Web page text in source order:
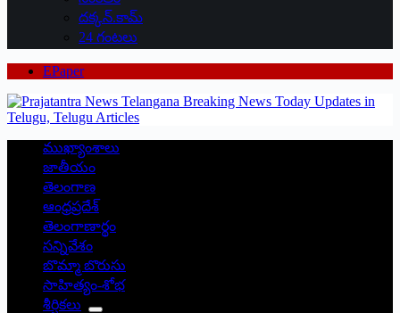
దక్కన్.కామ్
24 గంటలు
EPaper
ముఖ్యాంశాలు
జాతీయం
తెలంగాణ
ఆంధ్రప్రదేశ్
తెలంగాణార్థం
సన్నివేశం
బొమ్మా బొరుసు
సాహిత్యం-శోభ
శీర్షికలు